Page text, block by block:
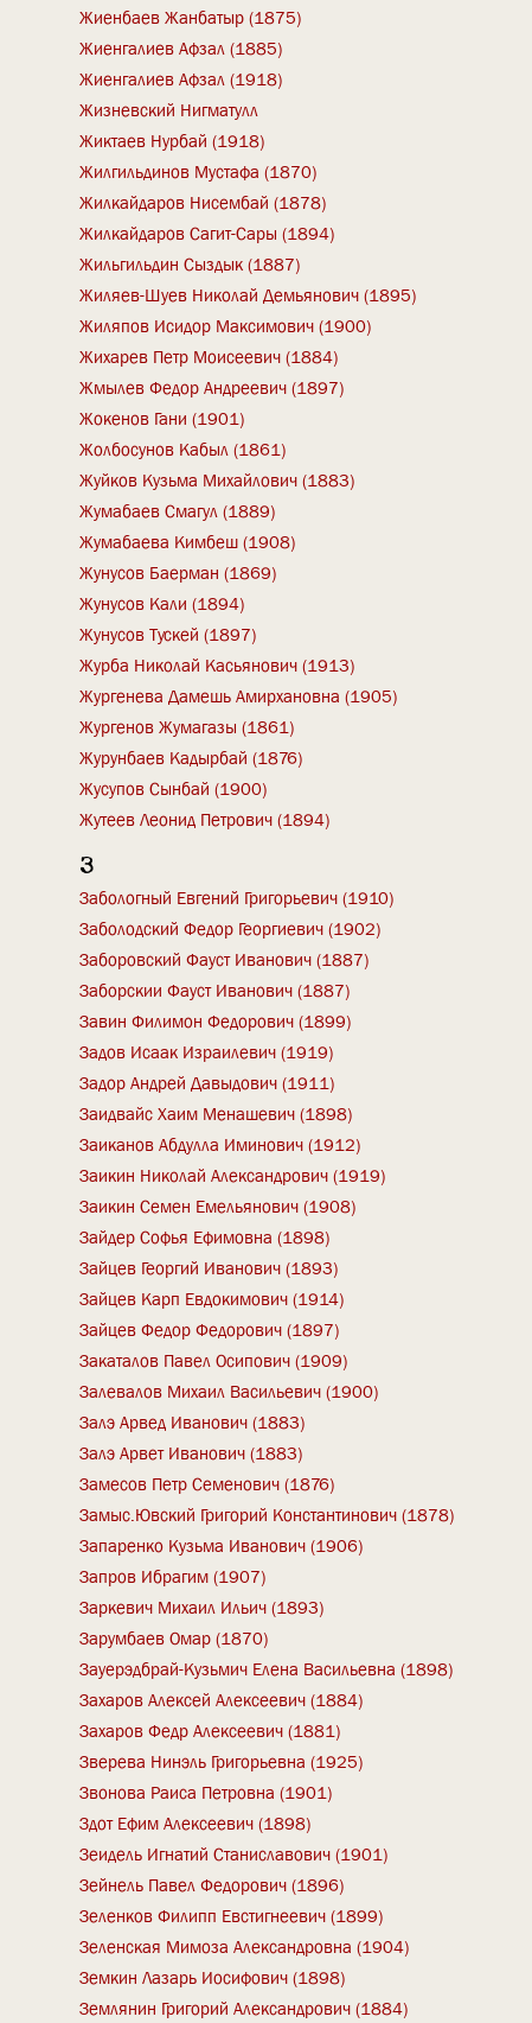
Жиенбаев Жанбатыр (1875)
Жиенгалиев Афзал (1885)
Жиенгалиев Афзал (1918)
Жизневский Нигматулл
Жиктаев Нурбай (1918)
Жилгильдинов Мустафа (1870)
Жилкайдаров Нисембай (1878)
Жилкайдаров Сагит-Сары (1894)
Жильгильдин Сыздык (1887)
Жиляев-Шуев Николай Демьянович (1895)
Жиляпов Исидор Максимович (1900)
Жихарев Петр Моисеевич (1884)
Жмылев Федор Андреевич (1897)
Жокенов Гани (1901)
Жолбосунов Кабыл (1861)
Жуйков Кузьма Михайлович (1883)
Жумабаев Смагул (1889)
Жумабаева Кимбеш (1908)
Жунусов Баерман (1869)
Жунусов Кали (1894)
Жунусов Тускей (1897)
Журба Николай Касьянович (1913)
Жургенева Дамешь Амирхановна (1905)
Жургенов Жумагазы (1861)
Журунбаев Кадырбай (1876)
Жусупов Сынбай (1900)
Жутеев Леонид Петрович (1894)
З
Забологный Евгений Григорьевич (1910)
Заболодский Федор Георгиевич (1902)
Заборовский Фауст Иванович (1887)
Заборскии Фауст Иванович (1887)
Завин Филимон Федорович (1899)
Задов Исаак Израилевич (1919)
Задор Андрей Давыдович (1911)
Заидвайс Хаим Менашевич (1898)
Заиканов Абдулла Иминович (1912)
Заикин Николай Александрович (1919)
Заикин Семен Емельянович (1908)
Зайдер Софья Ефимовна (1898)
Зайцев Георгий Иванович (1893)
Зайцев Карп Евдокимович (1914)
Зайцев Федор Федорович (1897)
Закаталов Павел Осипович (1909)
Залевалов Михаил Васильевич (1900)
Залэ Арвед Иванович (1883)
Залэ Арвет Иванович (1883)
Замесов Петр Семенович (1876)
Замыс.Ювский Григорий Константинович (1878)
Запаренко Кузьма Иванович (1906)
Запров Ибрагим (1907)
Заркевич Михаил Ильич (1893)
Зарумбаев Омар (1870)
Зауерэдбрай-Кузьмич Елена Васильевна (1898)
Захаров Алексей Алексеевич (1884)
Захаров Федр Алексеевич (1881)
Зверева Нинэль Григорьевна (1925)
Звонова Раиса Петровна (1901)
Здот Ефим Алексеевич (1898)
Зеидель Игнатий Станиславович (1901)
Зейнель Павел Федорович (1896)
Зеленков Филипп Евстигнеевич (1899)
Зеленская Мимоза Александровна (1904)
Земкин Лазарь Иосифович (1898)
Землянин Григорий Александрович (1884)